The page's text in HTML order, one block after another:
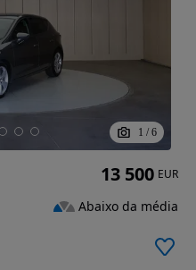
1 / 6
13 500 EUR
Abaixo da média